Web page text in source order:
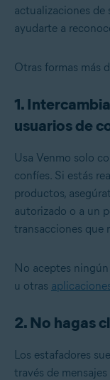
actualizaciones de
ayudarte a
Otras formas más
1.
usuarios de
Usa Venmo solo
confíes. Si estás
productos,
autorizado o a un
transacciones que
No aceptes
u otras
2. No hagas
Los estafadores
través de